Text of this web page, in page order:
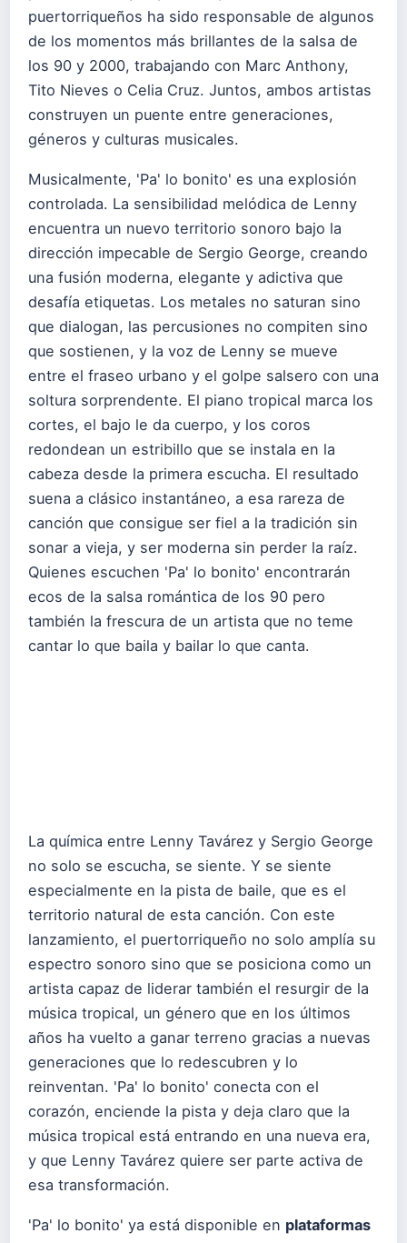
puertorriqueños ha sido responsable de algunos
de los momentos más brillantes de la salsa de
los 90 y 2000, trabajando con Marc Anthony,
Tito Nieves o Celia Cruz. Juntos, ambos artistas
construyen un puente entre generaciones,
géneros y culturas musicales.
Musicalmente, 'Pa' lo bonito' es una explosión
controlada. La sensibilidad melódica de Lenny
encuentra un nuevo territorio sonoro bajo la
dirección impecable de Sergio George, creando
una fusión moderna, elegante y adictiva que
desafía etiquetas. Los metales no saturan sino
que dialogan, las percusiones no compiten sino
que sostienen, y la voz de Lenny se mueve
entre el fraseo urbano y el golpe salsero con una
soltura sorprendente. El piano tropical marca los
cortes, el bajo le da cuerpo, y los coros
redondean un estribillo que se instala en la
cabeza desde la primera escucha. El resultado
suena a clásico instantáneo, a esa rareza de
canción que consigue ser fiel a la tradición sin
sonar a vieja, y ser moderna sin perder la raíz.
Quienes escuchen 'Pa' lo bonito' encontrarán
ecos de la salsa romántica de los 90 pero
también la frescura de un artista que no teme
cantar lo que baila y bailar lo que canta.
La química entre Lenny Tavárez y Sergio George
no solo se escucha, se siente. Y se siente
especialmente en la pista de baile, que es el
territorio natural de esta canción. Con este
lanzamiento, el puertorriqueño no solo amplía su
espectro sonoro sino que se posiciona como un
artista capaz de liderar también el resurgir de la
música tropical, un género que en los últimos
años ha vuelto a ganar terreno gracias a nuevas
generaciones que lo redescubren y lo
reinventan. 'Pa' lo bonito' conecta con el
corazón, enciende la pista y deja claro que la
música tropical está entrando en una nueva era,
y que Lenny Tavárez quiere ser parte activa de
esa transformación.
'Pa' lo bonito' ya está disponible en plataformas